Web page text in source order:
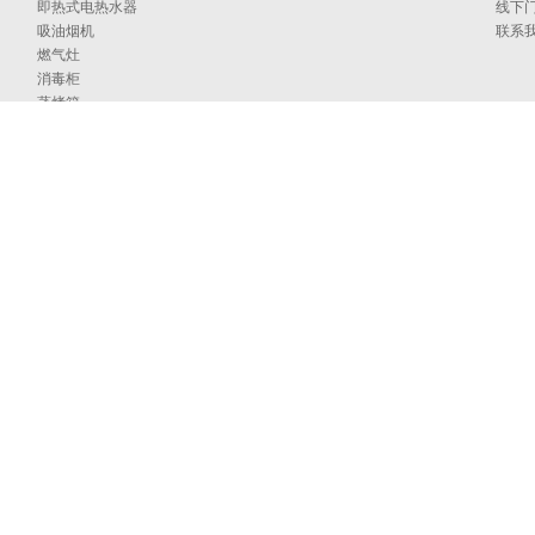
即热式电热水器
吸油烟机
燃气灶
消毒柜
蒸烤箱
线下
联系